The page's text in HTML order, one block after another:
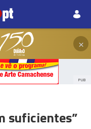
×
PUB
suficientes”